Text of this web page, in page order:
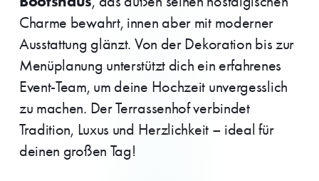
Charme bewahrt, innen aber mit moderner
Ausstattung glänzt. Von der Dekoration bis zur
Menüplanung unterstützt dich ein erfahrenes
Event-Team, um deine Hochzeit unvergesslich
zu machen. Der Terrassenhof verbindet
Tradition, Luxus und Herzlichkeit – ideal für
deinen großen Tag!